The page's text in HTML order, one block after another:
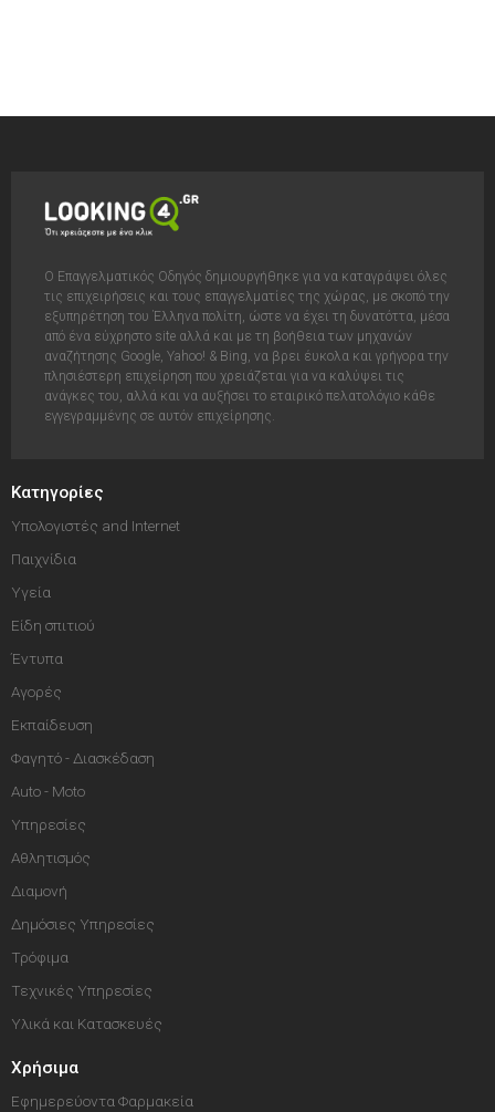
Ο Επαγγελματικός Οδηγός δημιουργήθηκε για να καταγράψει όλες
τις επιχειρήσεις και τους επαγγελματίες της χώρας, με σκοπό την
εξυπηρέτηση του Έλληνα πολίτη, ώστε να έχει τη δυνατόττα, μέσα
από ένα εύχρηστο site αλλά και με τη βοήθεια των μηχανών
αναζήτησης Google, Yahoo! & Bing, να βρει έυκολα και γρήγορα την
πλησιέστερη επιχείρηση που χρειάζεται για να καλύψει τις
ανάγκες του, αλλά και να αυξήσει το εταιρικό πελατολόγιο κάθε
εγγεγραμμένης σε αυτόν επιχείρησης.
Κατηγορίες
Υπολογιστές and Internet
Παιχνίδια
Υγεία
Είδη σπιτιού
Έντυπα
Αγορές
Εκπαίδευση
Φαγητό - Διασκέδαση
Auto - Moto
Υπηρεσίες
Αθλητισμός
Διαμονή
Δημόσιες Υπηρεσίες
Τρόφιμα
Τεχνικές Υπηρεσίες
Υλικά και Κατασκευές
Χρήσιμα
Εφημερεύοντα Φαρμακεία